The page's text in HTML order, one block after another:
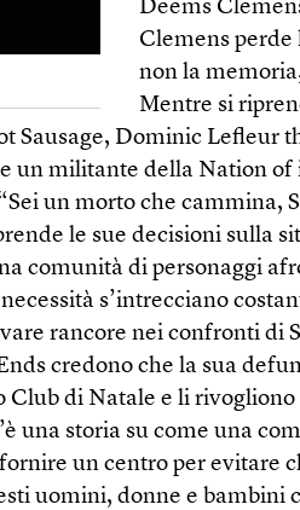
Deems
Clemens perde
non la
Mentre si
Sausage, Dominic Lefleur
un militante della Nation of
un morto che cammina,
le sue decisioni sulla
comunità di personaggi
s’intrecciano
rancore nei confronti di
credono che la sua
Club di Natale e li
una storia su come una
un centro per evitare
uomini, donne e bambini